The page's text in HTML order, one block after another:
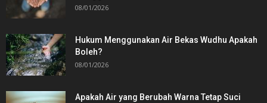
08/01/2026
Hukum Menggunakan Air Bekas Wudhu Apakah
Boleh?
08/01/2026
Apakah Air yang Berubah Warna Tetap Suci